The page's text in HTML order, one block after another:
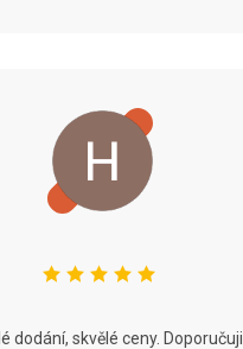
dodání, skvělé ceny. Doporučuji